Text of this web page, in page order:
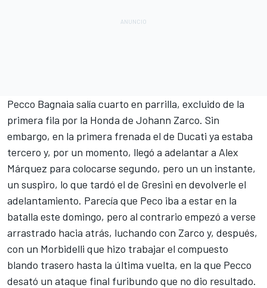
Pecco Bagnaia salía cuarto en parrilla, excluido de la
primera fila por la Honda de Johann Zarco. Sin
embargo, en la primera frenada el de Ducati ya estaba
tercero y, por un momento, llegó a adelantar a Alex
Márquez para colocarse segundo, pero un un instante,
un suspiro, lo que tardó el de Gresini en devolverle el
adelantamiento. Parecía que Peco iba a estar en la
batalla este domingo, pero al contrario empezó a verse
arrastrado hacia atrás, luchando con Zarco y, después,
con un Morbidelli que hizo trabajar el compuesto
blando trasero hasta la última vuelta, en la que Pecco
desató un ataque final furibundo que no dio resultado.